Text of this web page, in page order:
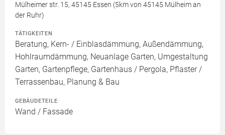
Mülheimer str. 15, 45145 Essen (5km von 45145 Mülheim an
der Ruhr)
TÄTIGKEITEN
Beratung, Kern- / Einblasdämmung, Außendämmung,
Hohlraumdämmung, Neuanlage Garten, Umgestaltung
Garten, Gartenpflege, Gartenhaus / Pergola, Pflaster /
Terrassenbau, Planung & Bau
GEBÄUDETEILE
Wand / Fassade